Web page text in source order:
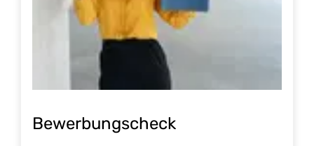
Bewerbungscheck